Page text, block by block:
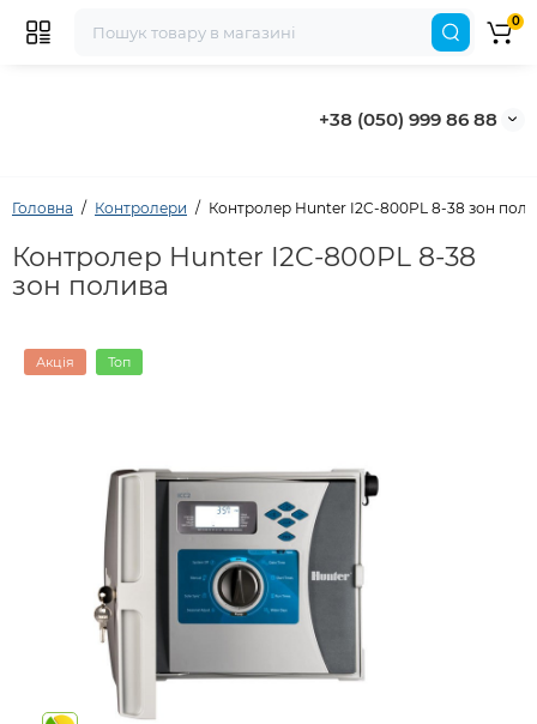
+38 (050) 999 86 88
0
Головна Контролери Контролер Hunter I2C-800PL 8-38 зон
Контролер Hunter I2C-800PL 8-38
зон полива
Акція Топ